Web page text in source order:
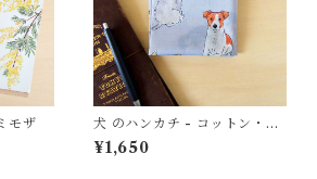
モザ
犬 のハンカチ - コットン・す
こし大きめ - スカーフにも
HC12
¥1,650